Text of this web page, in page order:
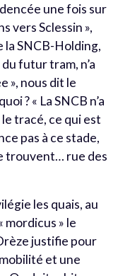
une fois sur
vers Sclessin »,
SNCB-Holding,
futur tram, n’a
», nous dit le
? « La SNCB n’a
tracé, ce qui est
pas à ce stade,
trouvent… rue des
les quais, au
mordicus » le
justifie pour
et une